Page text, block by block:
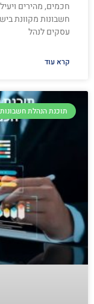
חכמים, מהירים
חשבונות מקוונת
עסקים לנהל
קרא עוד
תוכנת הנהלת